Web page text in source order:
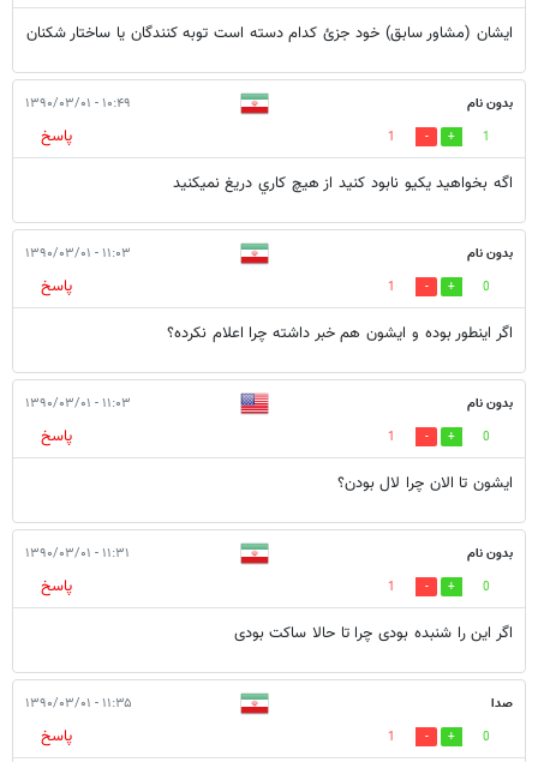
ايشان (مشاور سابق) خود جزئ كدام دسته است توبه كنندگان يا ساختار شكنان
بدون نام ۱۰:۴۹ - ۱۳۹۰/۰۳/۰۱
1
1
پاسخ
اگه بخواهيد يكيو نابود كنيد از هيچ كاري دريغ نميكنيد
بدون نام ۱۱:۰۳ - ۱۳۹۰/۰۳/۰۱
0
1
پاسخ
اگر اینطور بوده و ایشون هم خبر داشته چرا اعلام نکرده؟
بدون نام ۱۱:۰۳ - ۱۳۹۰/۰۳/۰۱
0
1
پاسخ
ايشون تا الان چرا لال بودن؟
بدون نام ۱۱:۳۱ - ۱۳۹۰/۰۳/۰۱
0
1
پاسخ
اگر این را شنبده بودی چرا تا حالا ساکت بودی
صدا ۱۱:۳۵ - ۱۳۹۰/۰۳/۰۱
0
1 پاسخ